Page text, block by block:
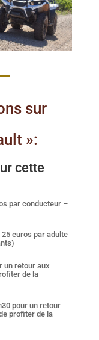
sur
»:
cette
par conducteur –
euros par adulte
un retour aux
de la
pour un retour
profiter de la